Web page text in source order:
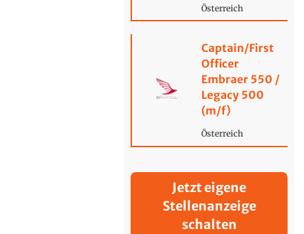
Österreich
Captain/First
Officer
Embraer 550 /
Legacy 500
(m/f)
Österreich
Jetzt eigene
Stellenanzeige
schalten